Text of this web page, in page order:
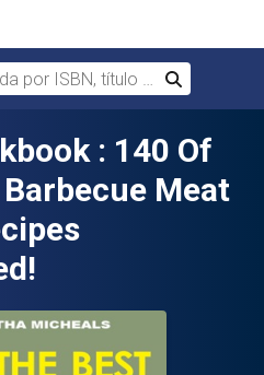
por ISBN, título o autor
Buscar
: 140 Of
Meat